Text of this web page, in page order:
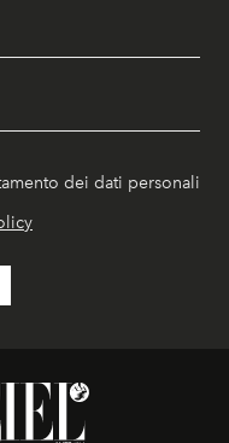
dei dati personali